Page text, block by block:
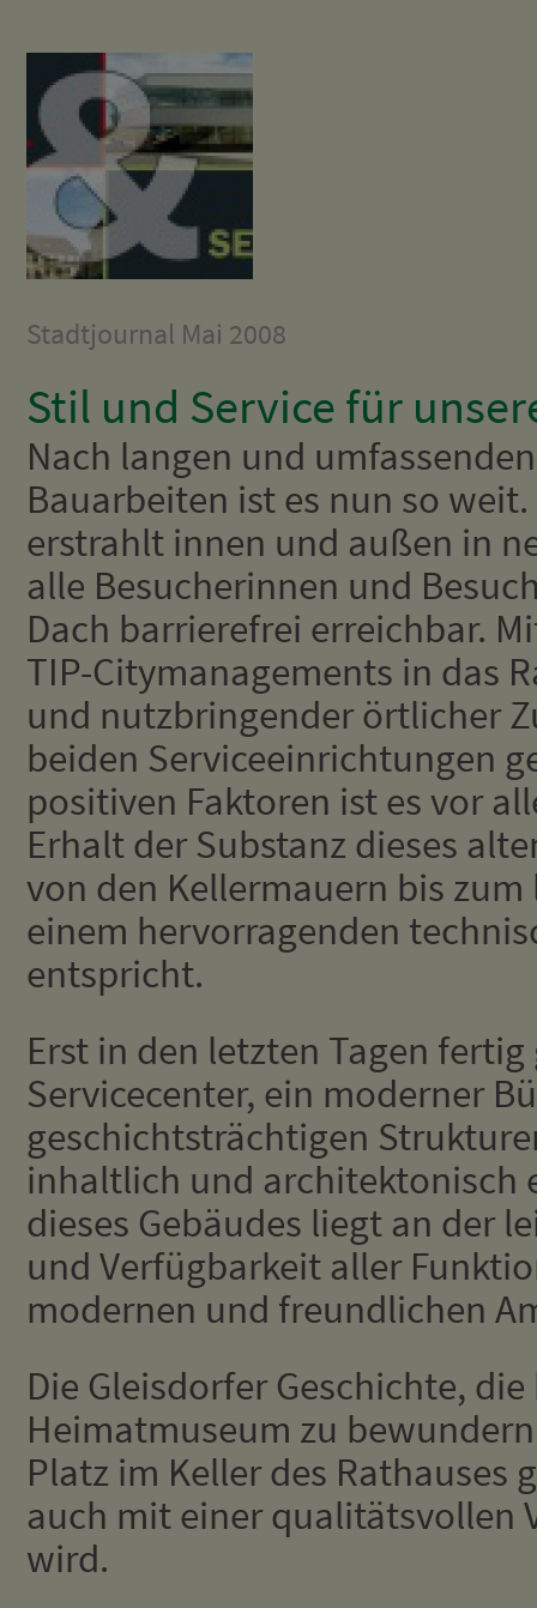
Stadtjournal Mai 2008
Stil und Service für
Nach langen und
Bauarbeiten ist es nun so
erstrahlt innen und außen in
alle Besucherinnen und
Dach barrierefrei erreichbar.
TIP-Citymanagements in das
und nutzbringender örtlicher
beiden Serviceeinrichtungen
positiven Faktoren ist es vor
Erhalt der Substanz dieses
von den Kellermauern bis
einem hervorragenden
entspricht.
Erst in den letzten Tagen
Servicecenter, ein moderner
geschichtsträchtigen
inhaltlich und architektonisch
dieses Gebäudes liegt an der
und Verfügbarkeit aller
modernen und freundlichen
Die Gleisdorfer Geschichte,
Heimatmuseum zu
Platz im Keller des Rathauses
auch mit einer qualitätsvollen
wird.